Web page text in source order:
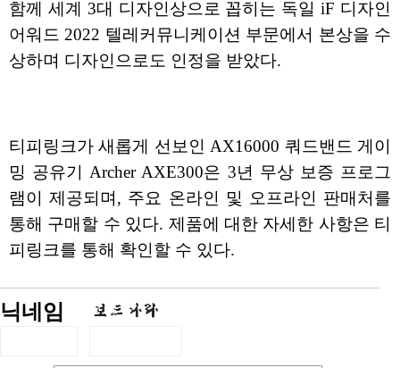
함께 세계 3대 디자인상으로 꼽히는 독일 iF 디자인
어워드 2022 텔레커뮤니케이션 부문에서 본상을 수
상하며 디자인으로도 인정을 받았다.
티피링크가 새롭게 선보인 AX16000 쿼드밴드 게이
밍 공유기 Archer AXE300은 3년 무상 보증 프로그
램이 제공되며, 주요 온라인 및 오프라인 판매처를
통해 구매할 수 있다. 제품에 대한 자세한 사항은 티
피링크를 통해 확인할 수 있다.
닉네임